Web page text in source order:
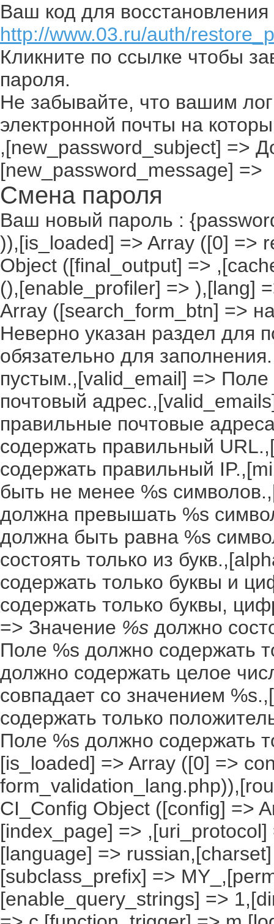
Ваш код для восстановления
http://www.03.ru/auth/
Кликните по ссылке чтобы
пароля.
Не забывайте, что вашим
электронной почты на
,[new_password_subject] =>
[new_password_message] =>
Смена пароля
Ваш новый пароль :
)),[is_loaded] => Array ([0] =>
Object ([final_output] =>
(),[enable_profiler] => ),[lang]
Array ([search_form_btn] =>
Неверно указан раздел для
обязательно для
пустым.,[valid_email] =>
почтовый
правильные почтовые
содержать правильный
содержать правильный
быть не менее %s
должна превышать %s
должна быть равна %s
состоять только из
содержать только буквы и
содержать только буквы,
=> Значение %s должно
Поле %s должно содержать
должно содержать целое
совпадает со значением
содержать только
Поле %s должно содержать
[is_loaded] => Array ([0] =>
CI_Config Object ([config] =>
[index_page] =>
[language] =>
[subclass_prefix] =>
[enable_query_strings] =>